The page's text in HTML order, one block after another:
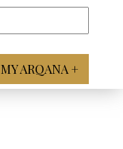
MY ARQANA +